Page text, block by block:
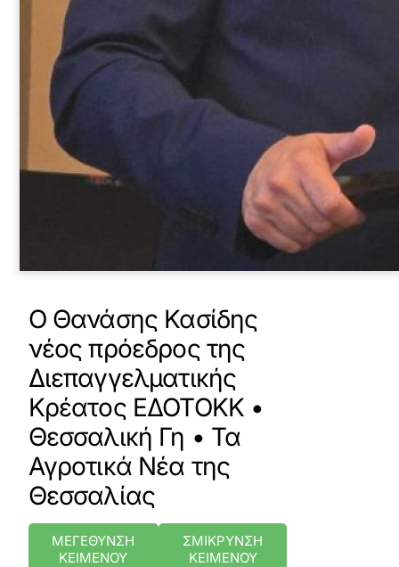
Ο Θανάσης Κασίδης
νέος πρόεδρος της
Διεπαγγελματικής
Κρέατος ΕΔΟΤΟΚΚ •
Θεσσαλική Γη • Τα
Αγροτικά Νέα της
Θεσσαλίας
ΜΕΓΕΘΥΝΣΗ
ΚΕΙΜΕΝΟΥ
ΣΜΙΚΡΥΝΣΗ
ΚΕΙΜΕΝΟΥ